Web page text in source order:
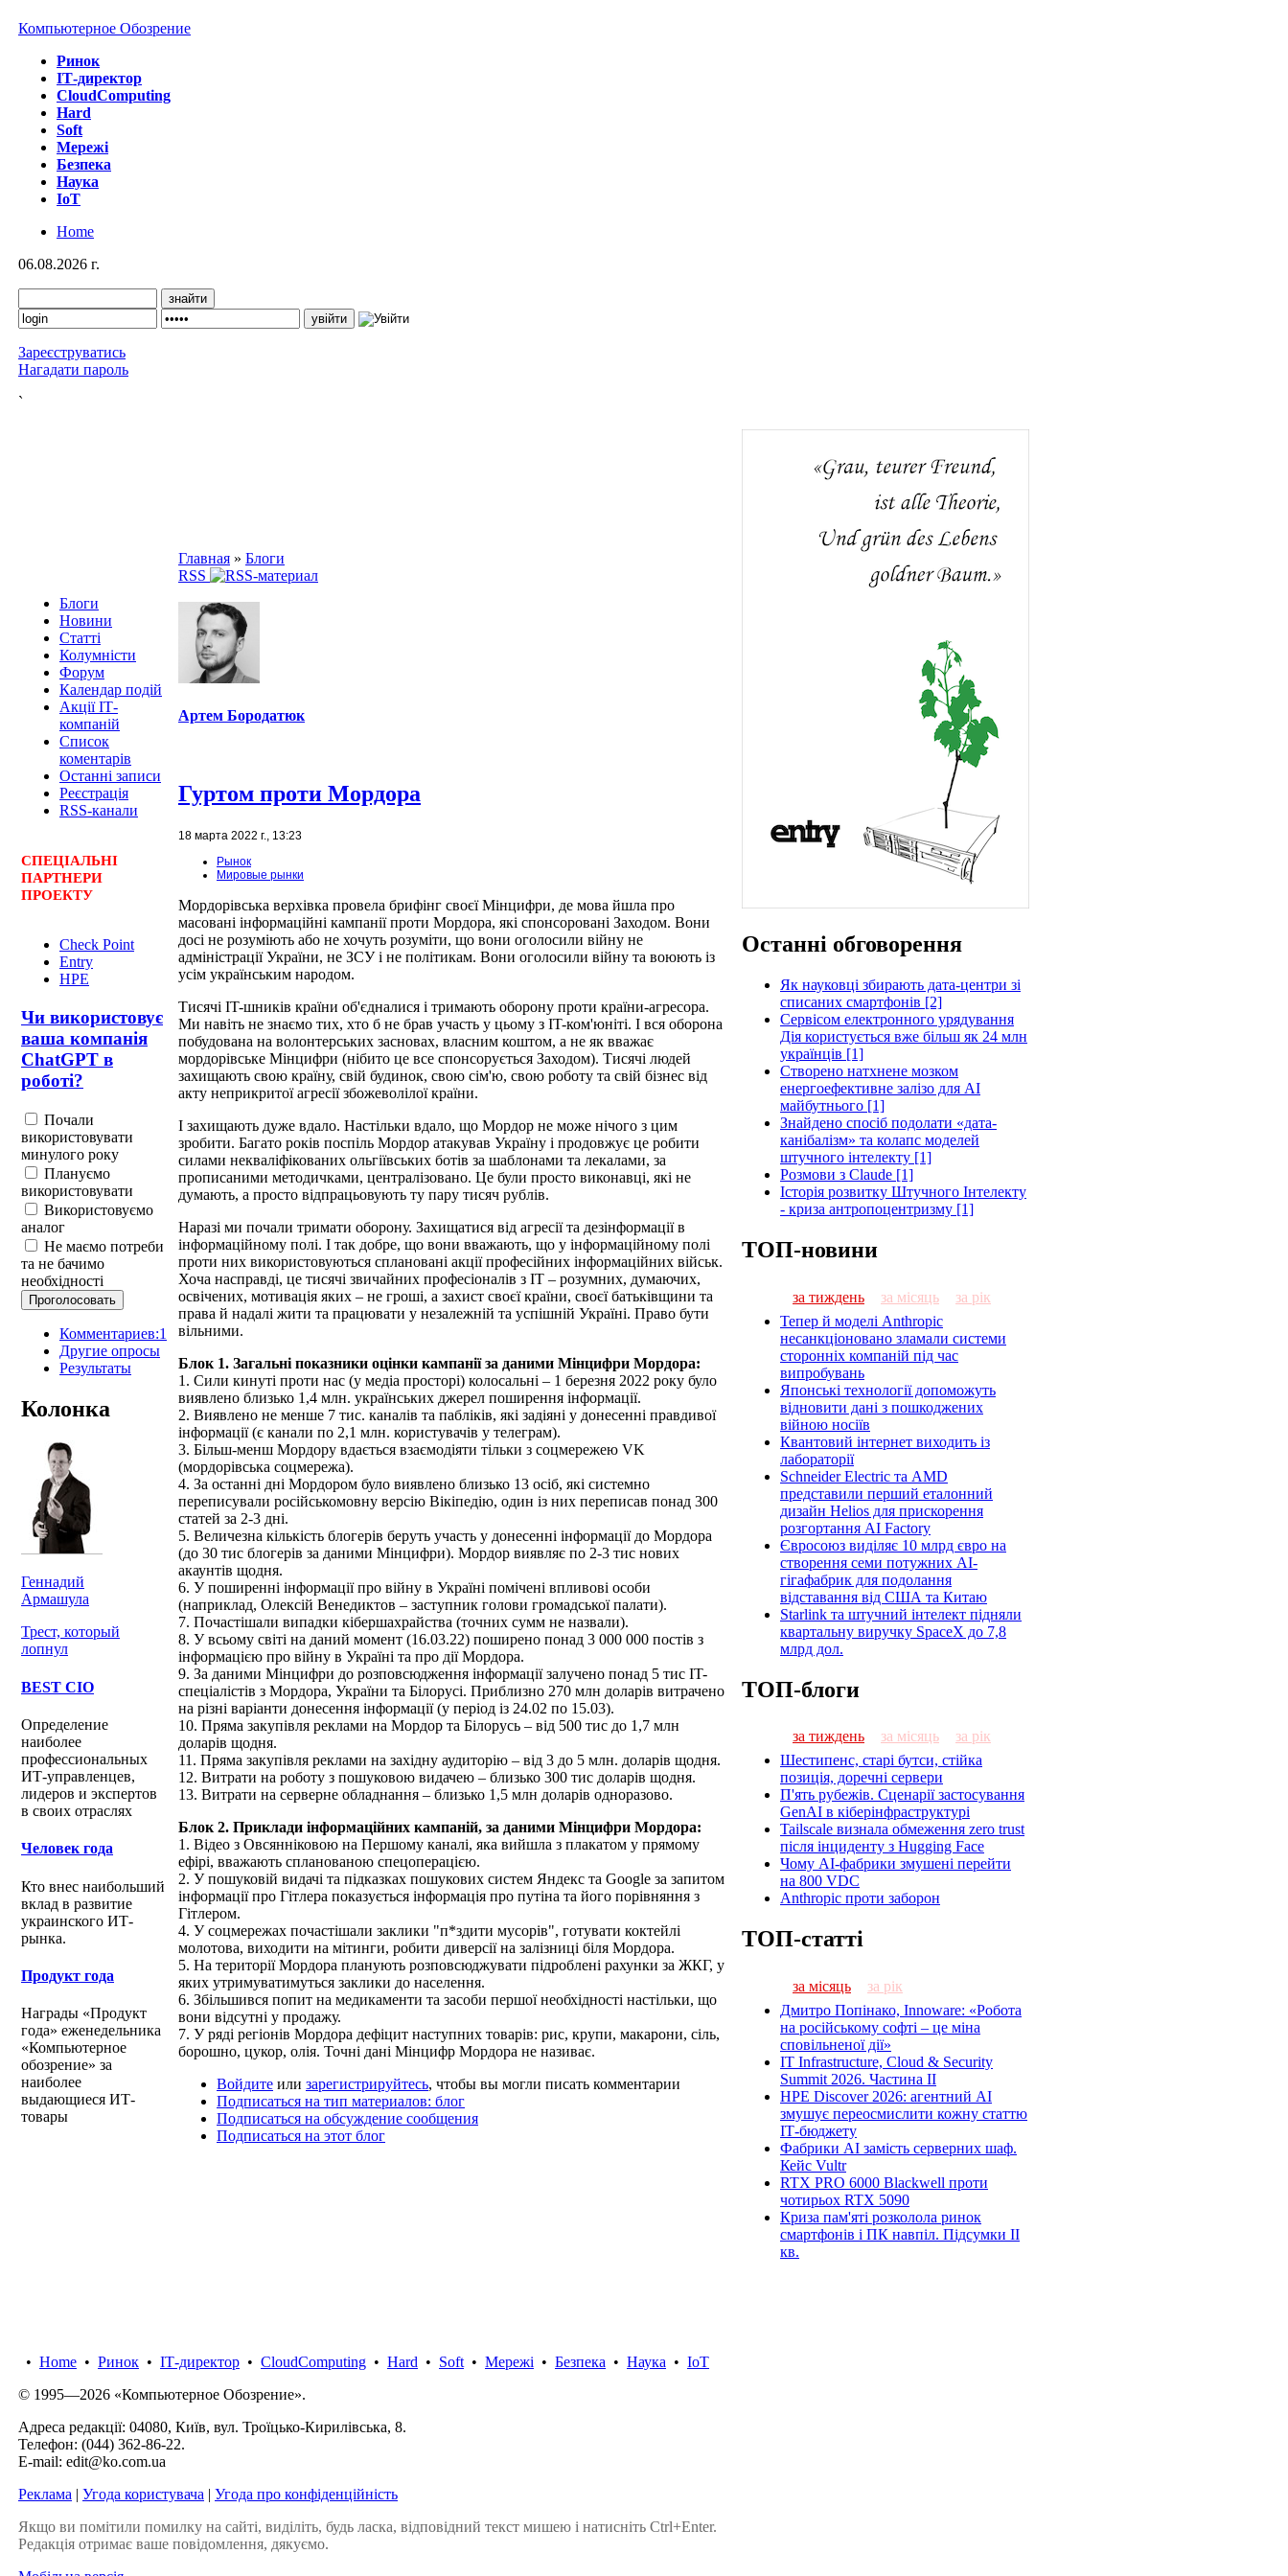
Компьютерное Обозрение
Ринок
IТ-директор
CloudComputing
Hard
Soft
Мережі
Безпека
Наука
IoT
Home
06.08.2026 г.
Зареєструватись
Нагадати пароль
`
Блоги
Новини
Статті
Колумністи
Форум
Календар подій
Акції ІТ-
компаній
Список
коментарів
Останні записи
Реєстрація
RSS-канали
СПЕЦІАЛЬНІ
ПАРТНЕРИ
ПРОЕКТУ
Check Point
Entry
HPE
Чи використовує
ваша компанія
ChatGPT в
роботі?
Почали
використовувати
минулого року
Плануємо
використовувати
Використовуємо
аналог
Не маємо потреби
та не бачимо
необхідності
Комментариев:1
Другие опросы
Результаты
Колонка
Геннадий
Армашула
Трест, который
лопнул
BEST CIO
Определение
наиболее
профессиональных
ИТ-управленцев,
лидеров и экспертов
в своих отраслях
Человек года
Кто внес наибольший
вклад в развитие
украинского ИТ-
рынка.
Продукт года
Награды «Продукт
года» еженедельника
«Компьютерное
обозрение» за
наиболее
выдающиеся ИТ-
товары
Главная » Блоги
RSS
Артем Бородатюк
Гуртом проти Мордора
18 марта 2022 г., 13:23
Рынок
Мировые рынки
Мордорівська верхівка провела брифінг своєї Мінцифри, де мова йшла про
масовані інформаційні кампанії проти Мордора, які спонсоровані Заходом. Вони
досі не розуміють або не хочуть розуміти, що вони оголосили війну не
адміністрації України, не ЗСУ і не політикам. Вони оголосили війну та воюють із
усім українським народом.
Тисячі IT-шників країни об'єдналися і тримають оборону проти країни-агресора.
Ми навіть не знаємо тих, хто б не брав участь у цьому з IT-ком'юніті. І вся оборона
побудована на волонтерських засновах, власним коштом, а не як вважає
мордорівське Мінцифри (нібито це все спонсорується Заходом). Тисячі людей
захищають свою країну, свій будинок, свою сім'ю, свою роботу та свій бізнес від
акту неприкритої агресії збожеволілої країни.
І захищають дуже вдало. Настільки вдало, що Мордор не може нічого з цим
зробити. Багато років поспіль Мордор атакував Україну і продовжує це робити
силами некваліфікованих ольгіївських ботів за шаблонами та лекалами, за
прописаними методичками, централізовано. Це були просто виконавці, які не
думають, а просто відпрацьовують ту пару тисяч рублів.
Наразі ми почали тримати оборону. Захищатися від агресії та дезінформації в
інформаційному полі. І так добре, що вони вважають, що у інформаційному полі
проти них використовуються сплановані акції професійних інформаційних військ.
Хоча насправді, це тисячі звичайних професіоналів з IT – розумних, думаючих,
освічених, мотивація яких – не гроші, а захист своєї країни, своєї батьківщини та
права й надалі жити та працювати у незалежній та успішній Україні. Право бути
вільними.
Блок 1. Загальні показники оцінки кампанії за даними Мінцифри Мордора:
1. Сили кинуті проти нас (у медіа просторі) колосальні – 1 березня 2022 року було
виявлено близько 1,4 млн. українських джерел поширення інформації.
2. Виявлено не менше 7 тис. каналів та пабліків, які задіяні у донесенні правдивої
інформації (є канали по 2,1 млн. користувачів у телеграм).
3. Більш-менш Мордору вдається взаємодіяти тільки з соцмережею VK
(мордорівська соцмережа).
4. За останні дні Мордором було виявлено близько 13 осіб, які системно
переписували російськомовну версію Вікіпедію, один із них переписав понад 300
статей за 2-3 дні.
5. Величезна кількість блогерів беруть участь у донесенні інформації до Мордора
(до 30 тис блогерів за даними Мінцифри). Мордор виявляє по 2-3 тис нових
акаунтів щодня.
6. У поширенні інформації про війну в Україні помічені впливові особи
(наприклад, Олексій Венедиктов – заступник голови громадської палати).
7. Почастішали випадки кібершахрайства (точних сумм не назвали).
8. У всьому світі на даний момент (16.03.22) поширено понад 3 000 000 постів з
інформацією про війну в Україні та про дії Мордора.
9. За даними Мінцифри до розповсюдження інформації залучено понад 5 тис IT-
спеціалістів з Мордора, України та Білорусі. Приблизно 270 млн доларів витрачено
на різні варіанти донесення інформації (у період із 24.02 по 15.03).
10. Пряма закупівля реклами на Мордор та Білорусь – від 500 тис до 1,7 млн ​​
доларів щодня.
11. Пряма закупівля реклами на західну аудиторію – від 3 до 5 млн. доларів щодня.
12. Витрати на роботу з пошуковою видачею – близько 300 тис доларів щодня.
13. Витрати на серверне обладнання – близько 1,5 млн доларів одноразово.
Блок 2. Приклади інформаційних кампаній, за даними Мінцифри Мордора:
1. Відео з Овсянніковою на Першому каналі, яка вийшла з плакатом у прямому
ефірі, вважають спланованою спецоперацією.
2. У пошуковій видачі та підказках пошукових систем Яндекс та Google за запитом
інформації про Гітлера показується інформація про путіна та його порівняння з
Гітлером.
4. У соцмережах почастішали заклики "п*здити мусорiв", готувати коктейлі
молотова, виходити на мітинги, робити диверсії на залізниці біля Мордора.
5. На території Мордора планують розповсюджувати підроблені рахунки за ЖКГ, у
яких утримуватимуться заклики до населення.
6. Збільшився попит на медикаменти та засоби першої необхідності настільки, що
вони відсутні у продажу.
7. У ряді регіонів Мордора дефіцит наступних товарів: рис, крупи, макарони, сіль,
борошно, цукор, олія. Точні дані Мінцифр Мордора не називає.
Войдите или зарегистрируйтесь, чтобы вы могли писать комментарии
Подписаться на тип материалов: блог
Подписаться на обсуждение сообщения
Подписаться на этот блог
Останні обговорення
Як науковці збирають дата-центри зі
списаних смартфонів [2]
Сервісом електронного урядування
Дія користується вже більш як 24 млн
українців [1]
Створено натхнене мозком
енергоефективне залізо для AI
майбутнього [1]
Знайдено спосіб подолати «дата-
канібалізм» та колапс моделей
штучного інтелекту [1]
Розмови з Claude [1]
Історія розвитку Штучного Інтелекту
- криза антропоцентризму [1]
ТОП-новини
за тиждень за місяць
за рік
Тепер й моделі Anthropic
несанкціоновано зламали системи
сторонніх компаній під час
випробувань
Японські технології допоможуть
відновити дані з пошкоджених
війною носіїв
Квантовий інтернет виходить із
лабораторії
Schneider Electric та AMD
представили перший еталонний
дизайн Helios для прискорення
розгортання AI Factory
Євросоюз виділяє 10 млрд євро на
створення семи потужних AI-
гігафабрик для подолання
відставання від США та Китаю
Starlink та штучний інтелект підняли
квартальну виручку SpaceX до 7,8
млрд дол.
ТОП-блоги
за тиждень за місяць
за рік
Шестипенс, старі бутси, стійка
позиція, доречні сервери
П'ять рубежів. Сценарії застосування
GenAI в кіберінфраструктурі
Tailscale визнала обмеження zero trust
після інциденту з Hugging Face
Чому AI-фабрики змушені перейти
на 800 VDC
Anthropic проти заборон
ТОП-статті
за місяць
за рік
Дмитро Попінако, Innoware: «Робота
на російському софті – це міна
сповільненої дії»
IT Infrastructure, Cloud & Security
Summit 2026. Частина ІІ
HPE Discover 2026: агентний AI
змушує переосмислити кожну статтю
ІТ-бюджету
Фабрики AI замість серверних шаф.
Кейс Vultr
RTX PRO 6000 Blackwell проти
чотирьох RTX 5090
Криза пам'яті розколола ринок
смартфонів і ПК навпіл. Підсумки ІІ
кв.
• Home • Ринок • IТ-директор • CloudComputing • Hard • Soft • Мережі • Безпека • Наука • IoT
© 1995—2026 «Компьютерное Обозрение».
Адреса редакції: 04080, Київ, вул. Троїцько-Кирилівська, 8.
Телефон: (044) 362-86-22.
E-mail: edit@ko.com.ua
Реклама | Угода користувача | Угода про конфіденційність
Якщо ви помітили помилку на сайті, виділіть, будь ласка, відповідний текст мишею і натисніть Ctrl+Enter.
Редакція отримає ваше повідомлення, дякуємо.